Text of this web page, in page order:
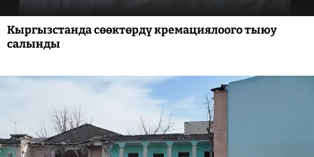
Кыргызстанда сөөктөрдү кремациялоого тыюу
салынды